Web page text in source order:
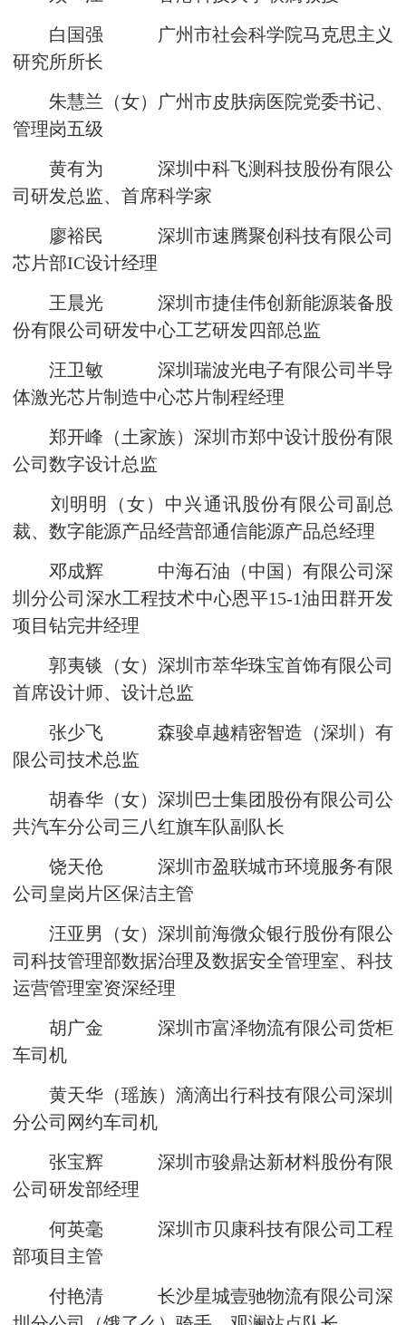
白国强 广州市社会科学院马克思主义
研究所所长
朱慧兰（女）广州市皮肤病医院党委书记、
管理岗五级
黄有为 深圳中科飞测科技股份有限公
司研发总监、首席科学家
廖裕民 深圳市速腾聚创科技有限公司
芯片部IC设计经理
王晨光 深圳市捷佳伟创新能源装备股
份有限公司研发中心工艺研发四部总监
汪卫敏 深圳瑞波光电子有限公司半导
体激光芯片制造中心芯片制程经理
郑开峰（土家族）深圳市郑中设计股份有限
公司数字设计总监
刘明明（女）中兴通讯股份有限公司副总
裁、数字能源产品经营部通信能源产品总经理
邓成辉 中海石油（中国）有限公司深
圳分公司深水工程技术中心恩平15-1油田群开发
项目钻完井经理
郭夷锬（女）深圳市萃华珠宝首饰有限公司
首席设计师、设计总监
张少飞 森骏卓越精密智造（深圳）有
限公司技术总监
胡春华（女）深圳巴士集团股份有限公司公
共汽车分公司三八红旗车队副队长
饶天伧 深圳市盈联城市环境服务有限
公司皇岗片区保洁主管
汪亚男（女）深圳前海微众银行股份有限公
司科技管理部数据治理及数据安全管理室、科技
运营管理室资深经理
胡广金 深圳市富泽物流有限公司货柜
车司机
黄天华（瑶族）滴滴出行科技有限公司深圳
分公司网约车司机
张宝辉 深圳市骏鼎达新材料股份有限
公司研发部经理
何英毫 深圳市贝康科技有限公司工程
部项目主管
付艳清 长沙星城壹驰物流有限公司深